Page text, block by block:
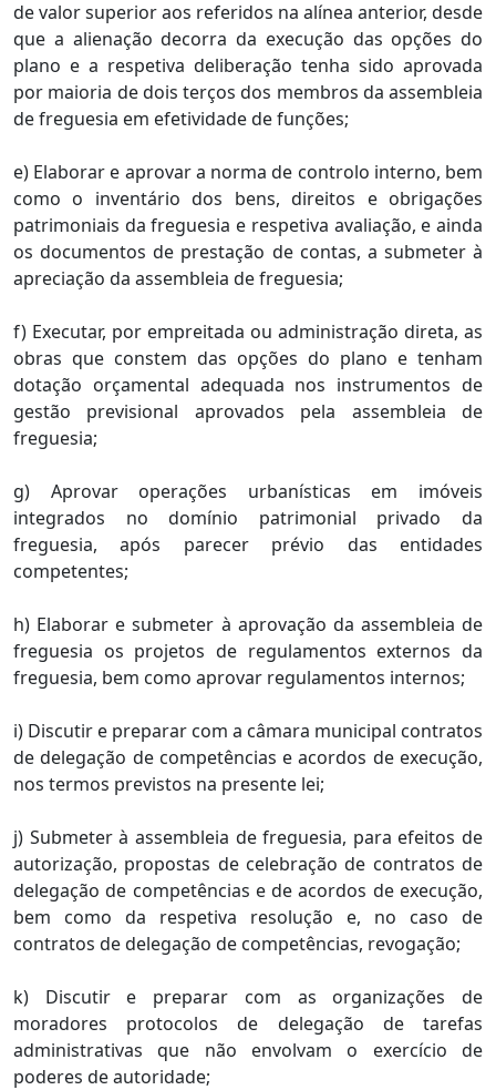
de valor superior aos referidos na alínea anterior, desde
que a alienação decorra da execução das opções do
plano e a respetiva deliberação tenha sido aprovada
por maioria de dois terços dos membros da assembleia
de freguesia em efetividade de funções;
e) Elaborar e aprovar a norma de controlo interno, bem
como o inventário dos bens, direitos e obrigações
patrimoniais da freguesia e respetiva avaliação, e ainda
os documentos de prestação de contas, a submeter à
apreciação da assembleia de freguesia;
f) Executar, por empreitada ou administração direta, as
obras que constem das opções do plano e tenham
dotação orçamental adequada nos instrumentos de
gestão previsional aprovados pela assembleia de
freguesia;
g) Aprovar operações urbanísticas em imóveis
integrados no domínio patrimonial privado da
freguesia, após parecer prévio das entidades
competentes;
h) Elaborar e submeter à aprovação da assembleia de
freguesia os projetos de regulamentos externos da
freguesia, bem como aprovar regulamentos internos;
i) Discutir e preparar com a câmara municipal contratos
de delegação de competências e acordos de execução,
nos termos previstos na presente lei;
j) Submeter à assembleia de freguesia, para efeitos de
autorização, propostas de celebração de contratos de
delegação de competências e de acordos de execução,
bem como da respetiva resolução e, no caso de
contratos de delegação de competências, revogação;
k) Discutir e preparar com as organizações de
moradores protocolos de delegação de tarefas
administrativas que não envolvam o exercício de
poderes de autoridade;